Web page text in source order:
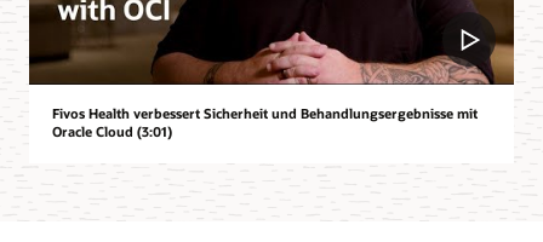
Fivos Health verbessert Sicherheit und Behandlungsergebnisse mit
Oracle Cloud (3:01)